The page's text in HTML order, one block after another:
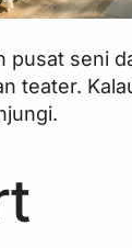
pusat seni
teater.